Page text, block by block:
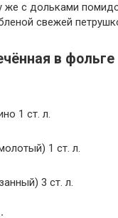
же с дольками
свежей
в фольге
1 ст. л.
1 ст. л.
3 ст. л.